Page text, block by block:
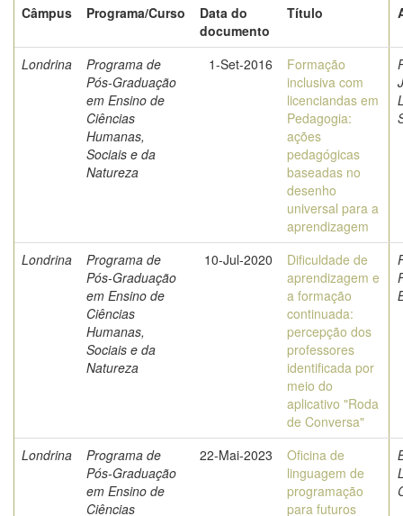
Câmpus
Programa/Curso
Data do
documento
Título
Londrina
Programa de
Pós-Graduação
em Ensino de
Ciências
Humanas,
Sociais e da
Natureza
1-Set-2016
Formação
inclusiva com
licenciandas em
Pedagogia:
ações
pedagógicas
baseadas no
desenho
universal para a
aprendizagem
Londrina
Programa de
Pós-Graduação
em Ensino de
Ciências
Humanas,
Sociais e da
Natureza
10-Jul-2020
Dificuldade de
aprendizagem e
a formação
continuada:
percepção dos
professores
identificada por
meio do
aplicativo "Roda
de Conversa"
Londrina
Programa de
Pós-Graduação
em Ensino de
Ciências
22-Mai-2023
Oficina de
linguagem de
programação
para futuros